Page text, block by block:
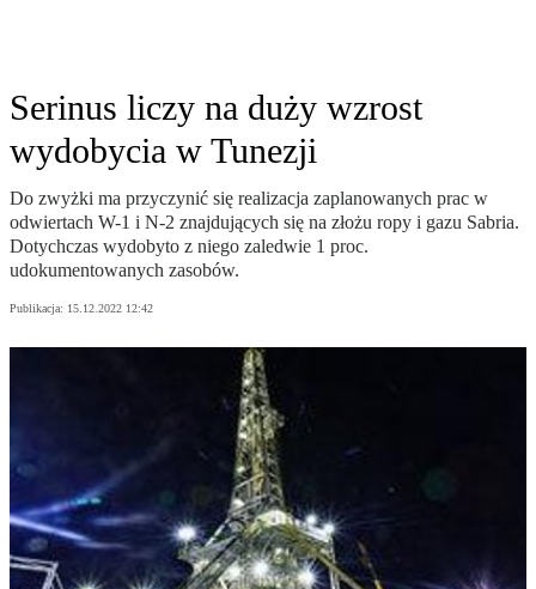
Serinus liczy na duży wzrost
wydobycia w Tunezji
Do zwyżki ma przyczynić się realizacja zaplanowanych prac w
odwiertach W-1 i N-2 znajdujących się na złożu ropy i gazu Sabria.
Dotychczas wydobyto z niego zaledwie 1 proc.
udokumentowanych zasobów.
Publikacja: 15.12.2022 12:42